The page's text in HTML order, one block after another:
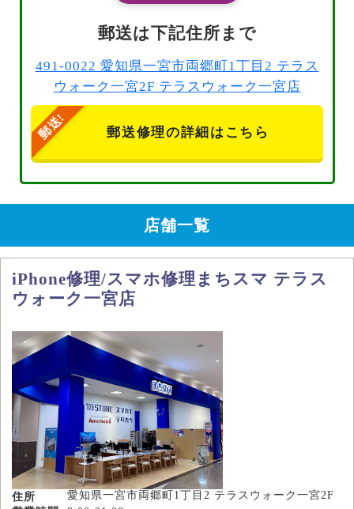
郵送は下記住所まで
491-0022 愛知県一宮市両郷町1丁目2 テラス
ウォーク一宮2F テラスウォーク一宮店
郵送修理の詳細はこちら
店舗一覧
iPhone修理/スマホ修理まちスマ テラス
ウォーク一宮店
住所
愛知県一宮市両郷町1丁目2 テラスウォーク一宮2F